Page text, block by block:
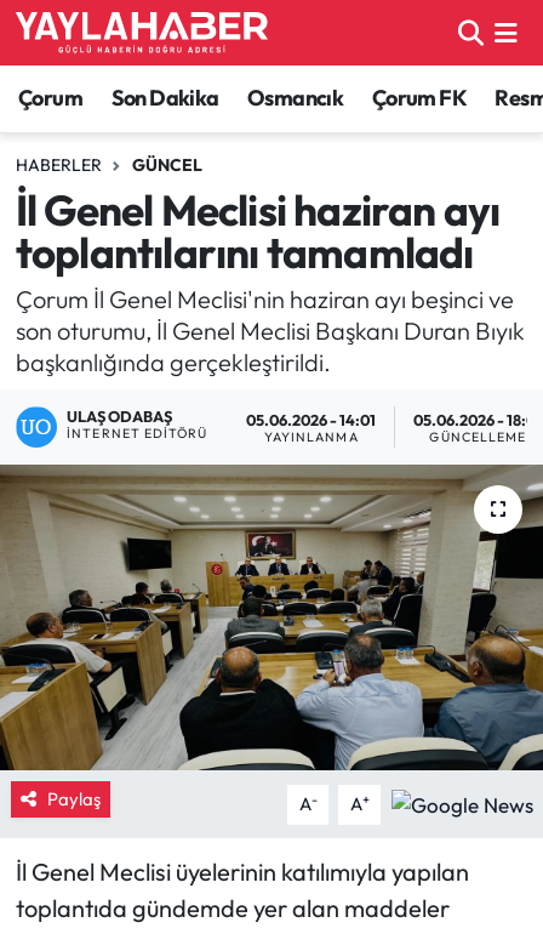
Çorum Son Dakika Osmancık Çorum FK
HABERLER GÜNCEL
İl Genel Meclisi haziran ayı
toplantılarını tamamladı
Çorum İl Genel Meclisi'nin haziran ayı beşinci ve
son oturumu, İl Genel Meclisi Başkanı Duran Bıyık
başkanlığında gerçekleştirildi.
ULAŞ ODABAŞ
İNTERNET EDITÖRÜ
05.06.2026 - 14:01
YAYINLANMA
05.06.2026 - 18:01
GÜNCELLEME
Paylaş A- A+
İl Genel Meclisi üyelerinin katılımıyla yapılan
toplantıda gündemde yer alan maddeler
Alaca Haberleri
Bayat Haberleri
Bilgi - Keşfet Haberleri
Bilim ve Teknoloji
Boğazkale Haberleri
Çorum Son Dakika Haberleri
Dodurga Haberleri
Eğitim
Ekonomi
Güncel
İskilip Haberleri
Kimdir?
Çorum Nöbetçi Eczaneler
Çorum Hava Durumu
Çorum Namaz Vakitleri
Çorum Trafik Yoğunluk Haritası
TFF 1.Lig Puan Durumu ve Fikstür
Son Dakika Haberleri
Haber Arşivi